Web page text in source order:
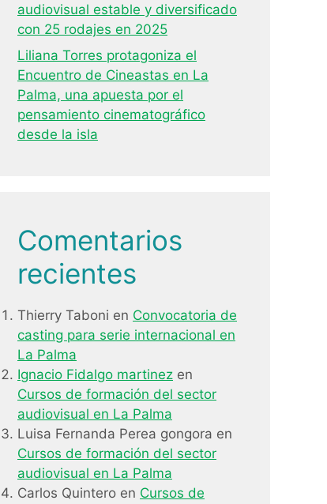
audiovisual estable y diversificado
con 25 rodajes en 2025
Liliana Torres protagoniza el
Encuentro de Cineastas en La
Palma, una apuesta por el
pensamiento cinematográfico
desde la isla
Comentarios
recientes
Thierry Taboni en Convocatoria de
casting para serie internacional en
La Palma
Ignacio Fidalgo martinez en
Cursos de formación del sector
audiovisual en La Palma
Luisa Fernanda Perea gongora en
Cursos de formación del sector
audiovisual en La Palma
Carlos Quintero en Cursos de